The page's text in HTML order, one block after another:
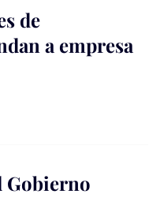
de
a empresa
Gobierno